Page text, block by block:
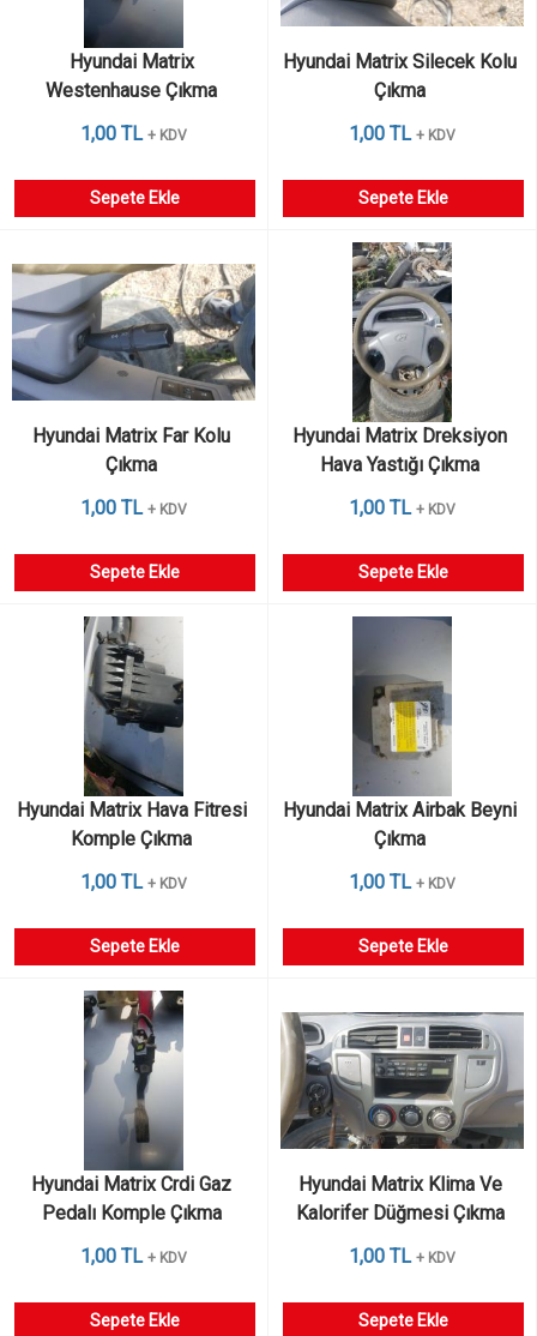
Hyundai Matrix
Westenhause Çıkma
1,00 TL + KDV
Sepete Ekle
Hyundai Matrix Silecek Kolu
Çıkma
1,00 TL + KDV
Sepete Ekle
Hyundai Matrix Far Kolu
Çıkma
1,00 TL + KDV
Sepete Ekle
Hyundai Matrix Dreksiyon
Hava Yastığı Çıkma
1,00 TL + KDV
Sepete Ekle
Hyundai Matrix Hava Fitresi
Komple Çıkma
1,00 TL + KDV
Sepete Ekle
Hyundai Matrix Airbak Beyni
Çıkma
1,00 TL + KDV
Sepete Ekle
Hyundai Matrix Crdi Gaz
Pedalı Komple Çıkma
1,00 TL + KDV
Sepete Ekle
Hyundai Matrix Klima Ve
Kalorifer Düğmesi Çıkma
1,00 TL + KDV
Sepete Ekle